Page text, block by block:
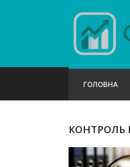
ГОЛОВНА
КОНТРОЛЬ